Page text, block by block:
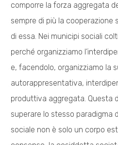
comporre la forza aggregata
sempre di più la cooperazione
di essa. Nei municipi sociali
perché organizziamo
e, facendolo, organizziamo la
autorappresentativa,
produttiva aggregata. Questa
superare lo stesso paradigma
sociale non è solo un corpo